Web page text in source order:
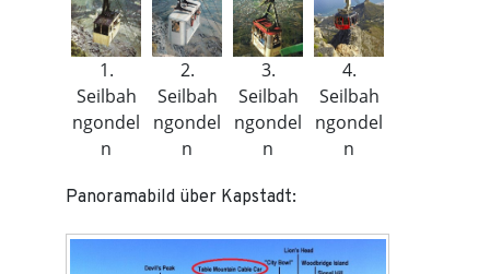
1.
Seilbah
ngondel
n
2.
Seilbah
ngondel
n
3.
Seilbah
ngondel
n
4.
Seilbah
ngondel
n
Panoramabild über Kapstadt: